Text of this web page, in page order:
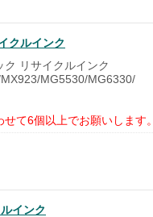
クルインク
ク リサイクルインク
MG5530/MG6330/
て6個以上でお願いします。
インク